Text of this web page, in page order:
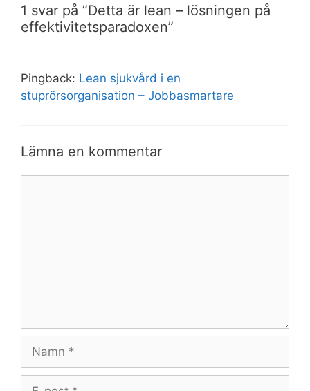
1 svar på ”Detta är lean – lösningen på
effektivitetsparadoxen”
Pingback: Lean sjukvård i en
stuprörsorganisation – Jobbasmartare
Lämna en kommentar
Namn